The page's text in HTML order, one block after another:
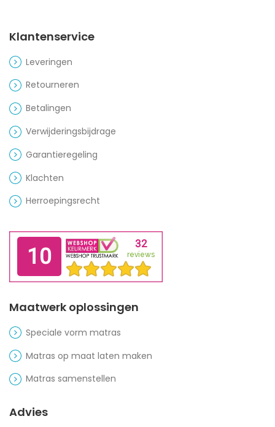
Klantenservice
Leveringen
Retourneren
Betalingen
Verwijderingsbijdrage
Garantieregeling
Klachten
Herroepingsrecht
Maatwerk oplossingen
Speciale vorm matras
Matras op maat laten maken
Matras samenstellen
Advies